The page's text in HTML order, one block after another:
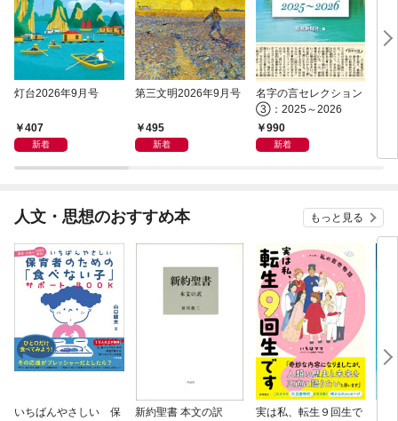
灯台2026年9月号
407
新着
第三文明2026年9月号
495
新着
名字の言セレクション
③：2025～2026
990
新着
人文・思想のおすすめ本 もっと見る
いちばんやさしい 保
新約聖書 本文の訳
実は私、転生９回生で